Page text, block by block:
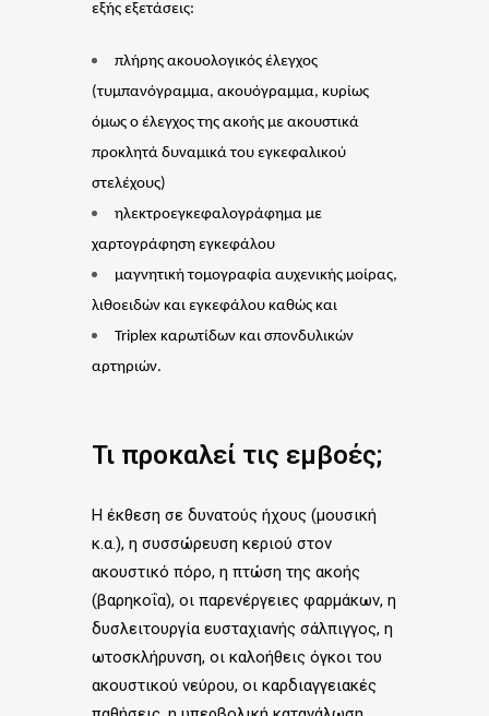
εξής εξετάσεις:
πλήρης ακουολογικός έλεγχος
(τυμπανόγραμμα, ακουόγραμμα, κυρίως
όμως ο έλεγχος της ακοής με ακουστικά
προκλητά δυναμικά του εγκεφαλικού
στελέχους)
ηλεκτροεγκεφαλογράφημα με
χαρτογράφηση εγκεφάλου
μαγνητική τομογραφία αυχενικής μοίρας,
λιθοειδών και εγκεφάλου καθώς και
Triplex καρωτίδων και σπονδυλικών
αρτηριών.
Τι προκαλεί τις εμβοές;
H έκθεση σε δυνατούς ήχους (μουσική
κ.α.), η συσσώρευση κεριού στον
ακουστικό πόρο, η πτώση της ακοής
(βαρηκοΐα), οι παρενέργειες φαρμάκων, η
δυσλειτουργία ευσταχιανής σάλπιγγος, η
ωτοσκλήρυνση, οι καλοήθεις όγκοι του
ακουστικού νεύρου, οι καρδιαγγειακές